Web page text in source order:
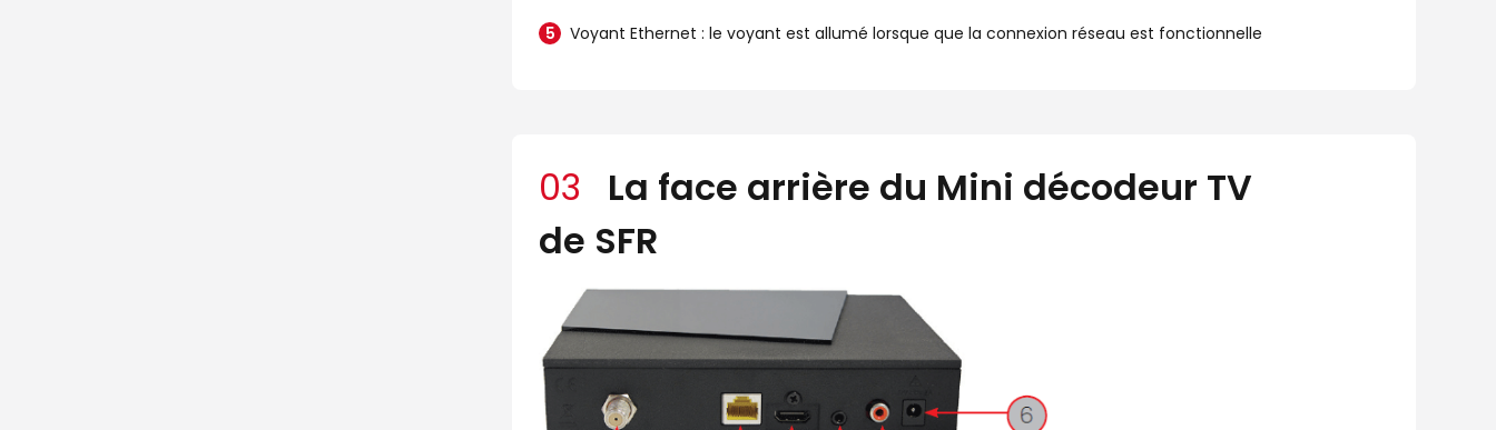
Voyant Ethernet : le voyant est allumé lorsque que la connexion réseau est fonctionnelle
03
La face arrière du Mini décodeur TV
de SFR